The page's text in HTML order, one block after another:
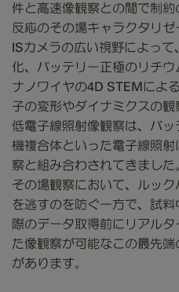
件と高速像観察との間で制
反応のその場キャラクタリ
ISカメラの広い視野によっ
化、バッテリー正極のリチ
ナノワイヤの4D STEMによ
子の変形やダイナミクスの観
低電子線照射像観察は、バ
機複合体といった電子線照
察と組み合わされてきまし
その場観察において、ルッ
を逃すのを防ぐ一方で、試
際のデータ取得前にリアル
た像観察が可能なこの最先
があります。